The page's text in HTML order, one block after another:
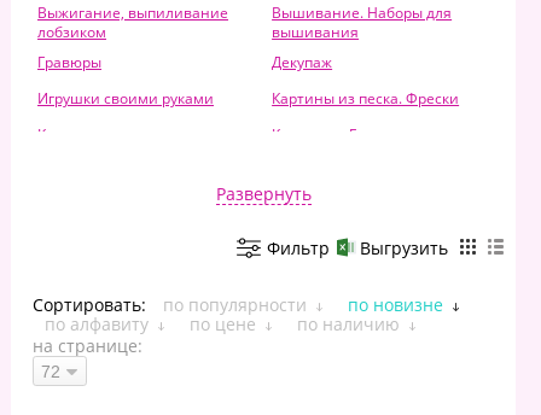
Выжигание, выпиливание
лобзиком
Вышивание. Наборы для
вышивания
Гравюры
Декупаж
Игрушки своими руками
Картины из песка. Фрески
Картины по номерам
Керамика. Гончарное дело
Наборы для детского
Оригами
Плетение бисером
Плетение из бумажных
Раскрашивание объемных
фигур
Развернуть
Фильтр Выгрузить
Сортировать: по популярности
по новизне
по алфавиту
по цене
по наличию
на странице: